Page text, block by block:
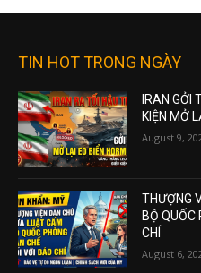
TIN HOT TRONG NGÀY
IRAN GỞI
KIỆN MỞ
August 9,
THƯỢNG
BỘ QUỐC
CHÍ
August 6,